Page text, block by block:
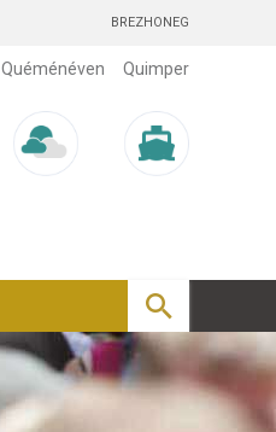
BREZHONEG
Quéménéven Quimper